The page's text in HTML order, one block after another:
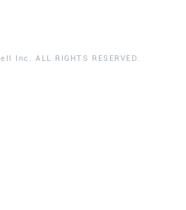
Inc. ALL RIGHTS RESERVED.